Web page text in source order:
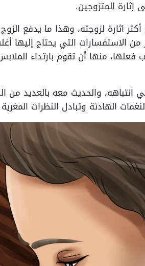
المتزوجين.
اثارة لزوجته، وهذا ما يدفع
من الاستفسارات التي يحتاج
فعلها، منها أن تقوم بارتداء
والحديث معه بالعديد من
الهادئة وتبادل النظرات المغرية